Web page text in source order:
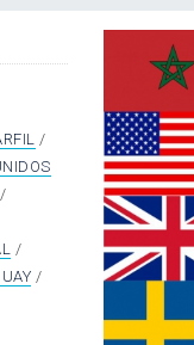
/
/
/